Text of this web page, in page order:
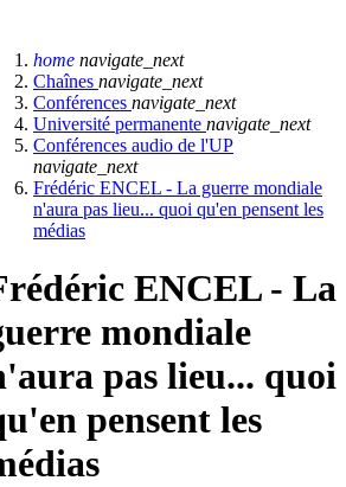
home navigate_next
Chaînes navigate_next
Conférences navigate_next
Université permanente navigate_next
Conférences audio de l'UP
navigate_next
Frédéric ENCEL - La guerre mondiale
n'aura pas lieu... quoi qu'en pensent les
médias
ENCEL - La
mondiale
pas lieu... quoi
pensent les